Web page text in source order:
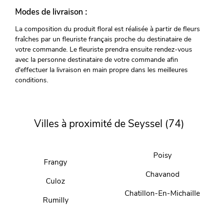
Modes de livraison :
La composition du produit floral est réalisée à partir de fleurs
fraîches par un fleuriste français proche du destinataire de
votre commande. Le fleuriste prendra ensuite rendez-vous
avec la personne destinataire de votre commande afin
d'effectuer la livraison en main propre dans les meilleures
conditions.
Villes à proximité de Seyssel (74)
Frangy
Culoz
Rumilly
Poisy
Chavanod
Chatillon-En-Michaille